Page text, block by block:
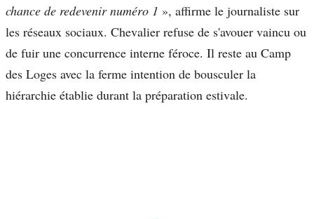
chance de redevenir numéro 1 », affirme le journaliste sur
les réseaux sociaux. Chevalier refuse de s'avouer vaincu ou
de fuir une concurrence interne féroce. Il reste au Camp
des Loges avec la ferme intention de bousculer la
hiérarchie établie durant la préparation estivale.